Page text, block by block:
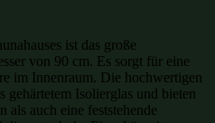
ist das große
von 90 cm. Es sorgt für eine
im Innenraum. Die hochwertigen
gehärtetem Isolierglas und bieten
auch eine feststehende